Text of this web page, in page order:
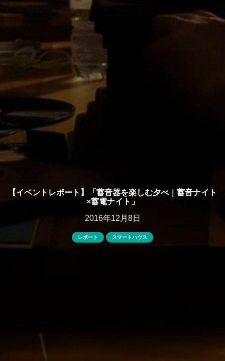
【イベントレポート】「蓄音器を楽しむ夕べ｜蓄音ナイト
×蓄電ナイト」
2016年12月8日
レポート スマートハウス